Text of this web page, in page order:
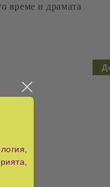
време и драмата